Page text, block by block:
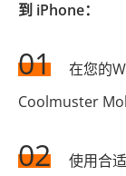
到 iPhone：
01
在您的
Coolmuster
02
使用合